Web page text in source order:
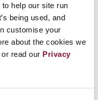
help our site run
being used, and
customise your
about the cookies we
read our Privacy
подписать
о запрещении
станет
оружия», —
к этому
угрозу